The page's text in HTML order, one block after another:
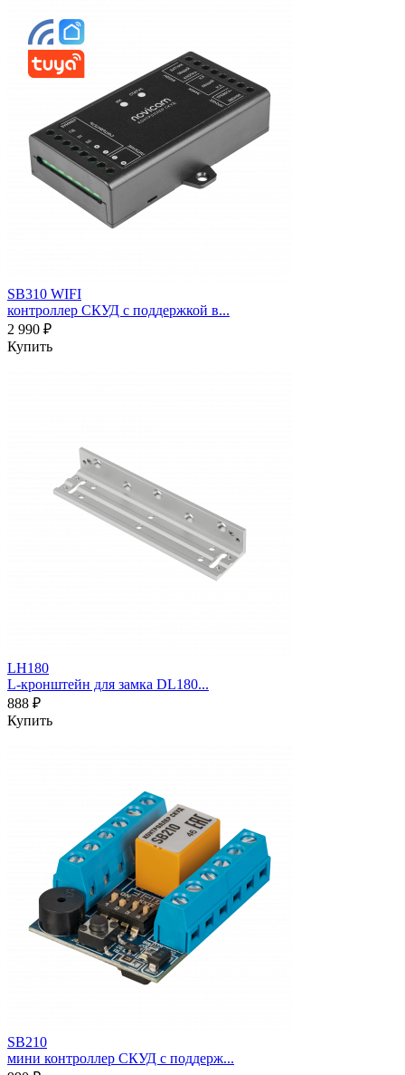
SB310 WIFI
контроллер СКУД с поддержкой в...
2 990 ₽
Купить
LH180
L-кронштейн для замка DL180...
888 ₽
Купить
SB210
мини контроллер СКУД с поддерж...